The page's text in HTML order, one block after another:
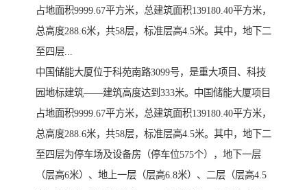
占地面积9999.67平方米，总建筑面积139180.40平方米，
总高度288.6米，共58层，标准层高4.5米。其中，地下二
至四层...
中国储能大厦位于科苑南路3099号，是重大项目、科技
园地标建筑——建筑高度达到333米。中国储能大厦项目
占地面积9999.67平方米，总建筑面积139180.40平方米，
总高度288.6米，共58层，标准层高4.5米。其中，地下二
至四层为停车场及设备房（停车位575个），地下一层
（层高6米）、地上一层（层高6.8米）、二层（层高4.5